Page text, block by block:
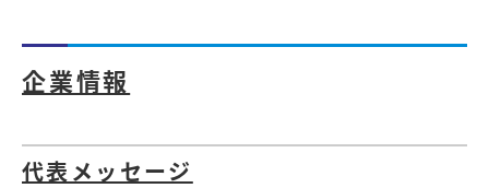
企業情報
代表メッセージ